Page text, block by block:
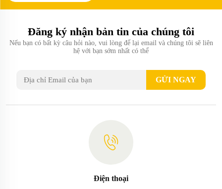
Đăng ký nhận bản tin của chúng tôi
Nếu bạn có bất kỳ câu hỏi nào, vui lòng để lại email và chúng tôi sẽ liên
hệ với bạn sớm nhất có thể
GỬI NGAY
Điện thoại